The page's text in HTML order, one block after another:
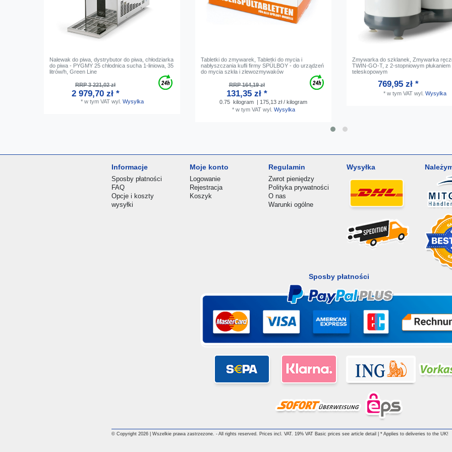
Nalewak do piwa, dystrybutor do piwa, chłodziarka
do piwa - PYGMY 25 chłodnica sucha 1-liniowa, 35
litrów/h, Green Line
RRP 3 221,02 zł
2 979,70 zł *
* w tym VATwyl. Wysylka
Tabletki do zmywarek, Tabletki do mycia i
nabłyszczania kufli firmy SPÜLBOY - do urządzeń
do mycia szkła i zlewozmywaków
RRP 164,19 zł
131,35 zł *
0.75 kilogram | 175,13 zł / kilogram
* w tym VATwyl. Wysylka
Zmywarka do szklanek, Zmywarka
TWIN-GO-T, z 2-stopniowym płukaniem
teleskopowym
769,95 zł *
* w tym VATwyl. Wysylka
Informacje
Sposby płatności
FAQ
Opcje i koszty
wysyłki
Moje konto
Logowanie
Rejestracja
Koszyk
Regulamin
Zwrot pieniędzy
Polityka prywatności
O nas
Warunki ogólne
Wysyłka
Sposby płatności
© Copyright 2026 | Wszelkie prawa zastrzezone. - All rights reserved. Prices incl. VAT. 19% VAT Basic prices see article detail | * Applies to deliveries to the UK!